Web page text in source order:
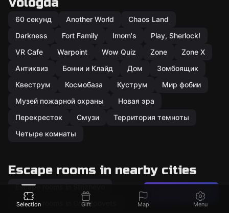
60 секунд Another World
Chaos Land
Darkness
Fort Family Imom's
Play, Sherlock!
VR Cafe
Warpoint Wow Quiz Zone
Zone X
Антиквиз
Бонни и Клайд Дом
Зомбоящик
Квеструм
Космобаза Куструм
Мир фобии
Музей пожарной охраны
Новая эра
Перекресток
Смузи
Территория темноты
Четыре комнаты
Escape rooms in nearby cities
Escape rooms in Striznevo
Escape rooms in Cherepovets
Found a mistake?
Selection Gift Map Menu